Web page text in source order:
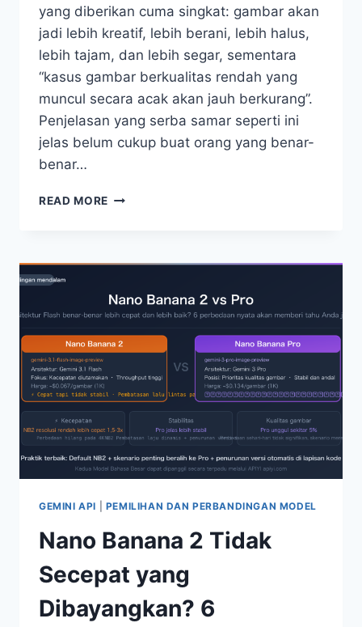
yang diberikan cuma singkat: gambar akan
jadi lebih kreatif, lebih berani, lebih halus,
lebih tajam, dan lebih segar, sementara
“kasus gambar berkualitas rendah yang
muncul secara acak akan jauh berkurang”.
Penjelasan yang serba samar seperti ini
jelas belum cukup buat orang yang benar-
benar…
READ MORE MIDJOURNEY
UJI
6
PERUBAHAN
BESAR
DAN
KEPUTUSAN
UPGRADE
GEMINI API PEMILIHAN DAN PERBANDINGAN MODEL
Nano Banana 2 Tidak
Secepat yang
Dibayangkan? 6